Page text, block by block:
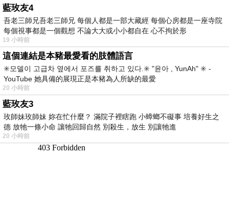
藍玫友4
吾老三師兄吾老三師兄 每個人都是一部大藏經 每個心房都是一座寺院
每個視事都是一個觀想 不論大大或小小都自在 心不拘於形
19 小時前
這個連結是本豬最愛看的肢體語言
✳️모델이 고급차 옆에서 포즈를 취하고 있다.✳️ "윤아 , YunAh" ✳️ -
YouTube 她具備的展現正是本豬為人所缺的最愛
20 小時前
藍玫友3
玫師妹玫師妹 妳在忙什麼？ 滿院子裡瞎跑 小蟑螂不礙事 培養好生之
德 放牠一條小命 讓牠回歸自然 別殺生，放生 別讓牠進
20 小時前